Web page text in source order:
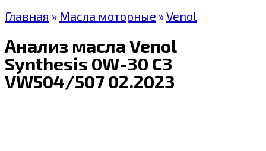
Главная » Масла моторные »Venol
Анализ масла Venol
Synthesis 0W-30 C3
VW504/507 02.2023